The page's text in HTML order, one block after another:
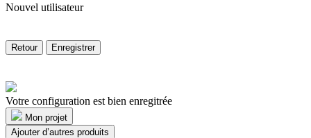
Nouvel utilisateur
Retour Enregistrer
Votre configuration est bien enregitrée
Mon projet
Ajouter d’autres produits